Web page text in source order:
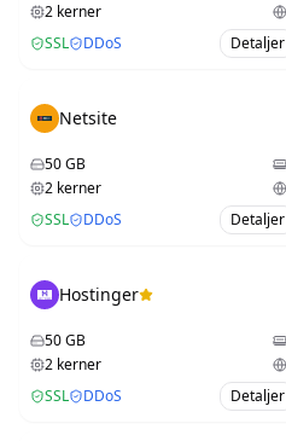
2 kerner
SSL
DDoS Detaljer
Netsite
50GB
2 kerner
SSL
DDoS Detaljer
Hostinger
50GB
2 kerner
SSL
DDoS Detaljer